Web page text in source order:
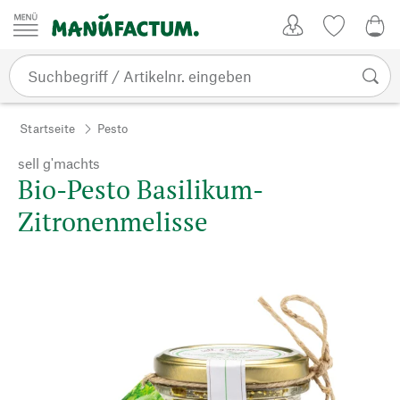
Zum Inhalt springen
Startseite Pesto
sell g'machts
Bio-Pesto Basilikum-
Zitronenmelisse